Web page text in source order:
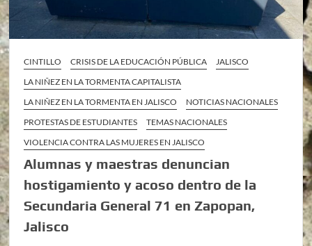
CINTILLO CRISIS DE LA EDUCACIÓN PÚBLICA
JALISCO
LA NIÑEZ EN LA TORMENTA CAPITALISTA
LA NIÑEZ EN LA TORMENTA EN JALISCO
NOTICIAS NACIONALES
PROTESTAS DE ESTUDIANTES
TEMAS NACIONALES
VIOLENCIA CONTRA LAS MUJERES EN JALISCO
Alumnas y maestras denuncian
hostigamiento y acoso dentro de la
Secundaria General 71 en Zapopan,
Jalisco